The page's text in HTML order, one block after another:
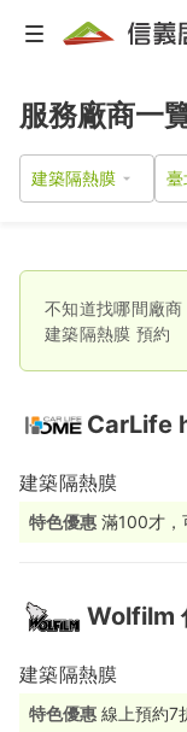
服務廠商一
建築隔熱膜
不知道找哪間廠
建築隔熱膜 預約
CarLife
建築隔熱膜
特色優惠 滿100才
Wolfilm
建築隔熱膜
特色優惠 線上預約7